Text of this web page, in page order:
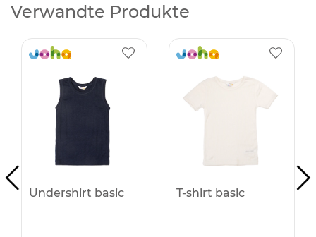
Verwandte Produkte
Undershirt basic T-shirt basic